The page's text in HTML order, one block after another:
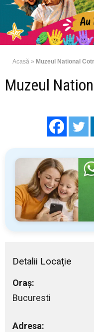
Acasă » Muzeul National
Muzeul
Detalii Locație
Oraș:
Bucuresti
Adresa: